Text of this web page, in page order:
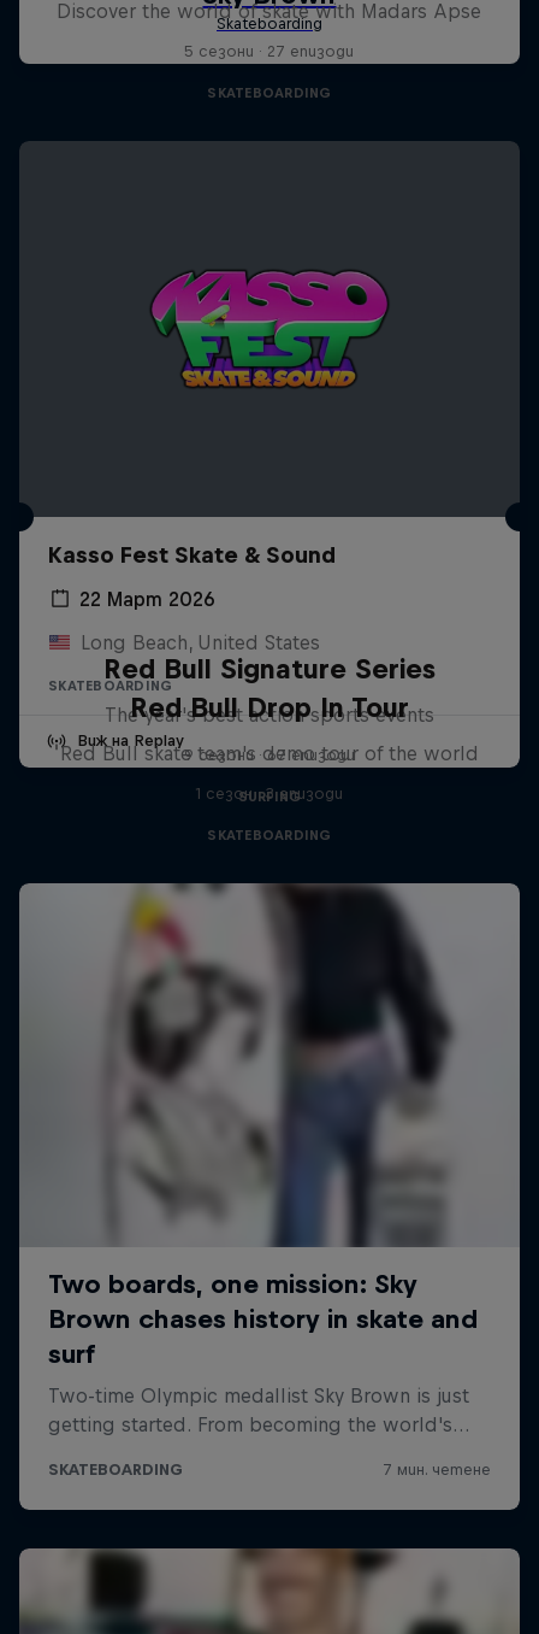
Discover the world of skate with Madars Apse
5 сезони · 27 епизоди
SKATEBOARDING
Kasso Fest Skate & Sound
22 Март 2026
Long Beach, United States
SKATEBOARDING
Виж на Replay
Red Bull Signature Series
The year's best action sports events
9 сезони · 67 епизоди
SURFING
Red Bull Drop In Tour
Red Bull skate team's demo tour of the world
1 сезон · 3 епизоди
SKATEBOARDING